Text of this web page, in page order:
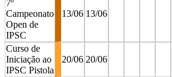
7º
Campeonato
Open de
IPSC
13/06 13/06
Curso de
Iniciação ao
IPSC Pistola
20/06 20/06